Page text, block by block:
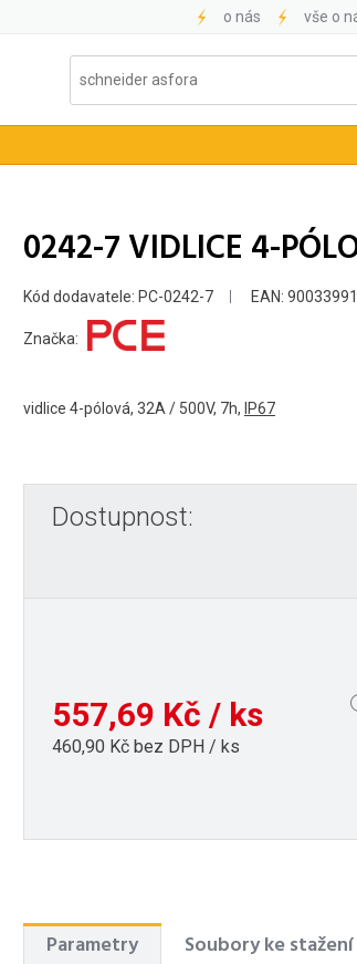
o nás vše o
0242-7 VIDLICE 4-
Kód dodavatele: PC-0242-7 EAN:
Značka:
vidlice 4-pólová, 32A / 500V, 7h, IP67
Dostupnost:
557,69 Kč / ks
460,90 Kč bez DPH / ks
Parametry Soubory ke stažení